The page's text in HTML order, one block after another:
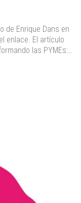
de Enrique Dans en
enlace. El artículo
las PYMEs:…